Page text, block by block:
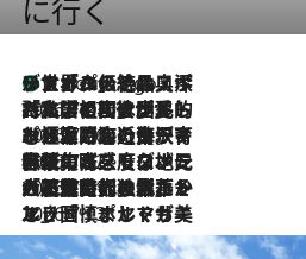
に行く
4 Hours Ago
リスボンの絶品スイーツ「パステル・デ・ナタ」とは？ポルトガル伝統の奥深い世界へ
2026.7.27
「私の祖国はポルトガル語です」国民的詩人フェルナンド・ペソアと、彼が愛した文学の街を歩く
2026.7.26
ポルトガル近海が育む極上の海の幸。キリリと冷えた白ワインと愉しむ、シーフード専門店の贅沢
2026.7.22
伝統の味をモダンに昇華。高感度な地元客が集う、リスボンの最旬ガストロノミー
2026.7.21
大航海時代の栄華から、震災、独裁、そして革命へ。ポルトガル・首都リスボンの石畳に刻まれた「歴史の光と影」
2026.7.13
エッセイ・ヤマザキマリ「慎ましくも美しき国 ポルトガル」